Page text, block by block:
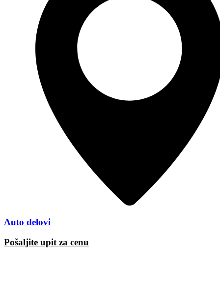
Auto delovi
Pošaljite upit za cenu